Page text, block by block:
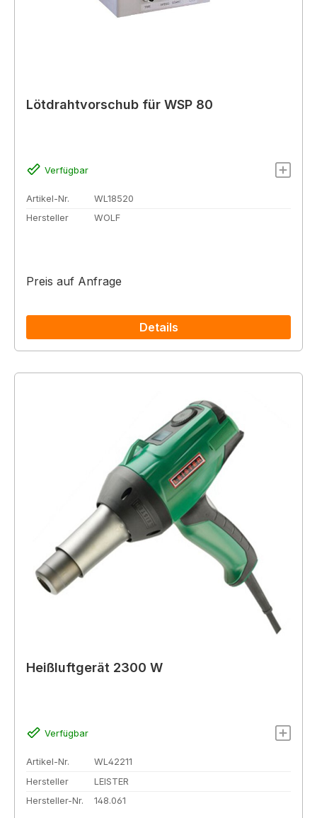
Lötdrahtvorschub für WSP 80
Verfügbar
Artikel-Nr.
WL18520
Hersteller
WOLF
Preis auf Anfrage
Details
Heißluftgerät 2300 W
Verfügbar
Artikel-Nr.
WL42211
Hersteller
LEISTER
Hersteller-Nr.
148.061